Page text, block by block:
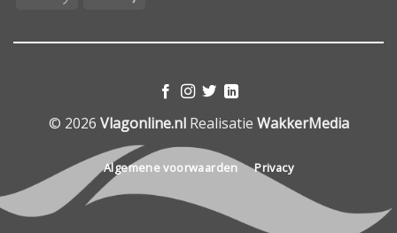
© 2026 Vlagonline.nlRealisatie WakkerMedia
Algemene voorwaarden Privacy